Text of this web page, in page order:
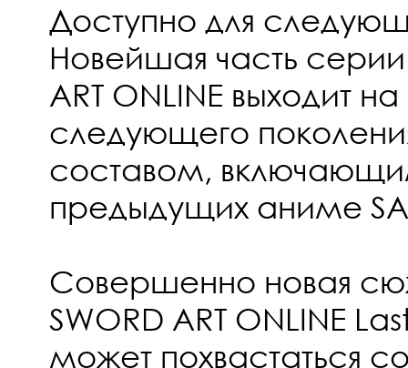
Доступно для
Новейшая часть серии
ART ONLINE выходит
следующего
составом,
предыдущих аниме
Совершенно новая
SWORD ART ONLINE
может похвастаться